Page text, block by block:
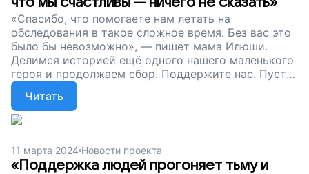
«Спасибо, что помогаете нам летать на
обследования в такое сложное время. Без вас это
было бы невозможно», — пишет мама Илюши.
Делимся историей ещё одного нашего маленького
героя и продолжаем сбор. Поддержите нас. Пусть
дети живут без боли и вовремя прилетают к
врачам!
Читать
11 марта 2024 Новости проекта
«Поддержка людей прогоняет тьму и